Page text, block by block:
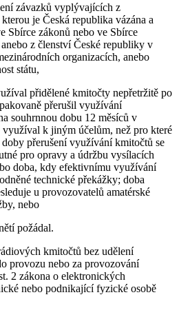
závazků vyplývajících z
je Česká republika vázána a
Sbírce zákonů nebo ve Sbírce
z členství České republiky v
organizacích, anebo
státu,
přidělené kmitočty nepřetržitě po
přerušil využívání
souhrnnou dobu 12 měsíců v
využíval k jiným účelům, než pro které
přerušení využívání kmitočtů se
pro opravy a údržbu vysílacích
doba, kdy efektivnímu využívání
technické překážky; doba
u provozovatelů amatérské
nebo
požádal.
kmitočtů bez udělení
provozu nebo za provozování
2 zákona o elektronických
nebo podnikající fyzické osobě